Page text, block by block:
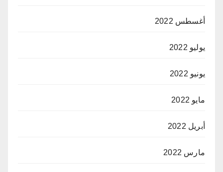
أغسطس 2022
يوليو 2022
يونيو 2022
مايو 2022
أبريل 2022
مارس 2022